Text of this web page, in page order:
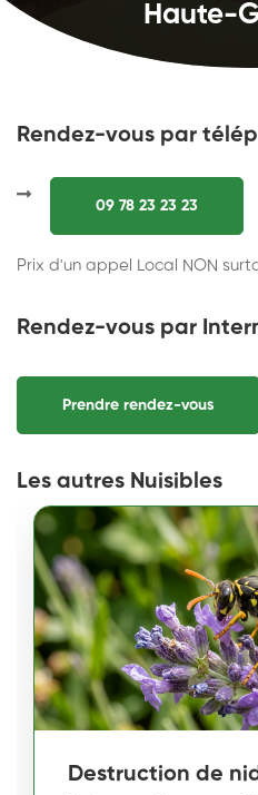
Haute-
Rendez-vous par
09 78 23 23 23
Prix d'un appel Local NON
Rendez-vous par
Prendre rendez-vous
Les autres Nuisibles
Destruction de